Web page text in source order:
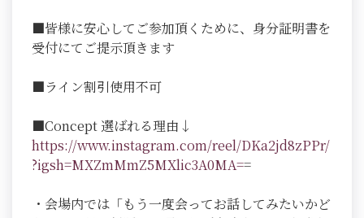
■皆様に安心してご参加頂くために、身分証明書を
受付にてご提示頂きます
■ライン割引使用不可
■Concept 選ばれる理由↓
https://www.instagram.com/reel/DKa2jd8zPPr/
?igsh=MXZmMmZ5MXlic3A0MA==
・会場内では「もう一度会ってお話してみたいかど